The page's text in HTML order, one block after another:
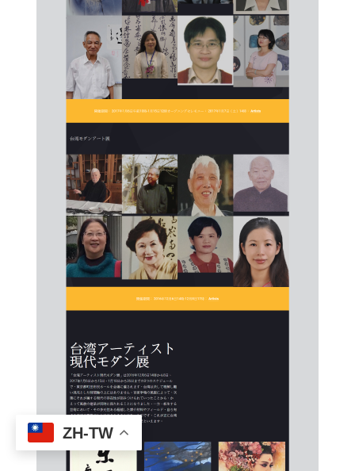
ZH-TW